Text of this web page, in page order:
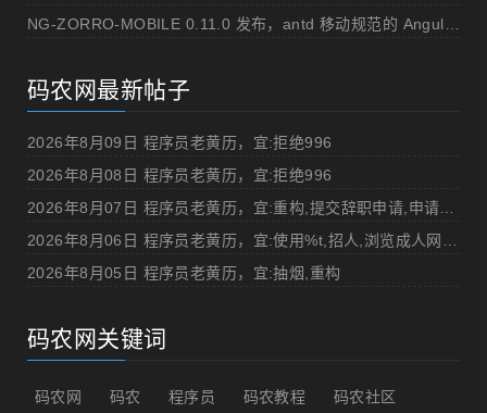
码农网最新帖子
2026年8月09日 程序员老黄历，宜:拒绝996
2026年8月08日 程序员老黄历，宜:拒绝996
2026年8月05日 程序员老黄历，宜:抽烟,重构
码农网关键词
码农网 码农 程序员 码农教程 码农社区